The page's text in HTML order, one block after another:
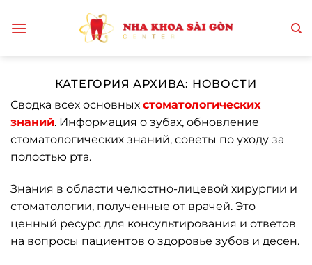
КАТЕГОРИЯ АРХИВА: НОВОСТИ
Сводка всех основных стоматологических
знаний. Информация о зубах, обновление
стоматологических знаний, советы по уходу за
полостью рта.
Знания в области челюстно-лицевой хирургии и
стоматологии, полученные от врачей. Это
ценный ресурс для консультирования и ответов
на вопросы пациентов о здоровье зубов и десен.